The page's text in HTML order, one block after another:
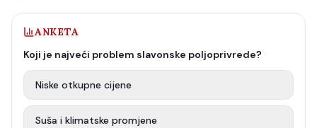
ANKETA
Koji je najveći problem slavonske poljoprivrede?
Niske otkupne cijene
Suša i klimatske promjene